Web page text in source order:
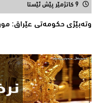
9 کاتژمێر پێش ئێستا
وتەبێژی حکومەتی عێراق: مووچە